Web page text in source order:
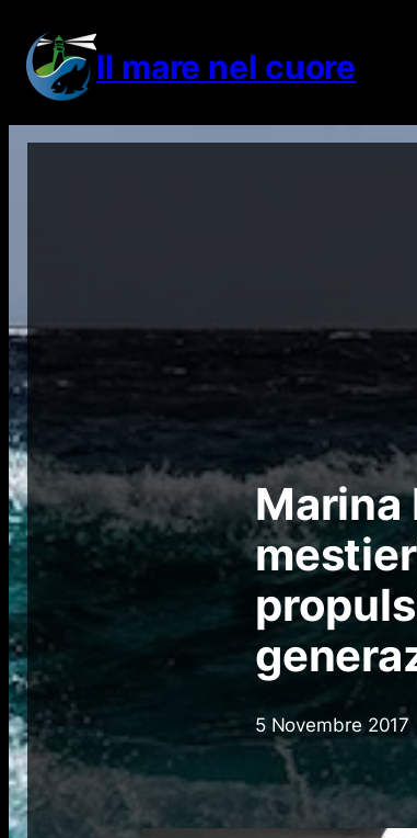
contenuto Il mare nel cuore
Marina
5 Novembre 2017